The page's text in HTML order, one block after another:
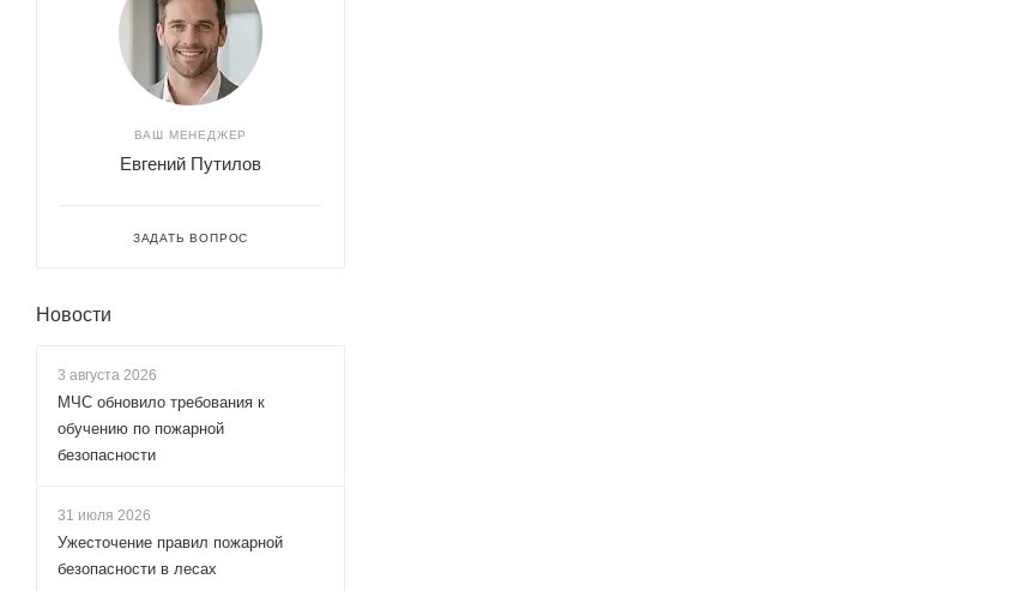
ВАШ МЕНЕДЖЕР
Евгений Путилов
ЗАДАТЬ ВОПРОС
Новости
3 августа 2026
МЧС обновило требования к
обучению по пожарной
безопасности
31 июля 2026
Ужесточение правил пожарной
безопасности в лесах